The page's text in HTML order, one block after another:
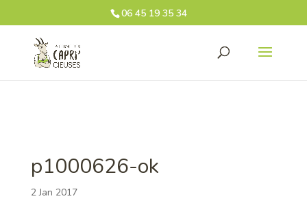
06 45 19 35 34‬
p1000626-ok
2 Jan 2017